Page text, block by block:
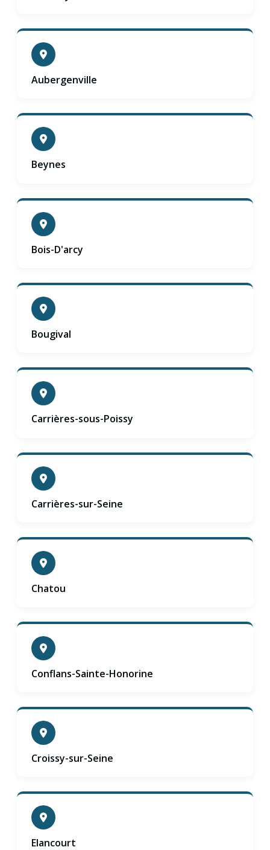
Aubergenville
Beynes
Bois-D'arcy
Bougival
Carrières-sous-Poissy
Carrières-sur-Seine
Chatou
Conflans-Sainte-Honorine
Croissy-sur-Seine
Elancourt